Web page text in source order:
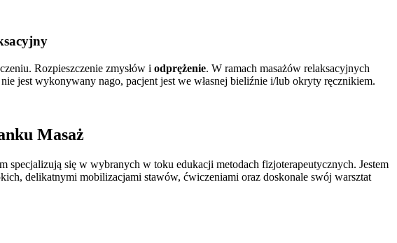
Rozpieszczenie zmysłów i odprężenie. W ramach masażów relaksacyjnych
jest wykonywany nago, pacjent jest we własnej bieliźnie i/lub okryty ręcznikiem.
Masaż
specjalizują się w wybranych w toku edukacji metodach fizjoterapeutycznych. Jestem
delikatnymi mobilizacjami stawów, ćwiczeniami oraz doskonale swój warsztat